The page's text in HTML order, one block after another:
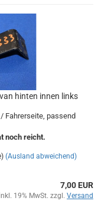
hinten innen links
Fahrerseite, passend
noch reicht.
(Ausland abweichend)
7,00 EUR
inkl. 19% MwSt. zzgl. Versand